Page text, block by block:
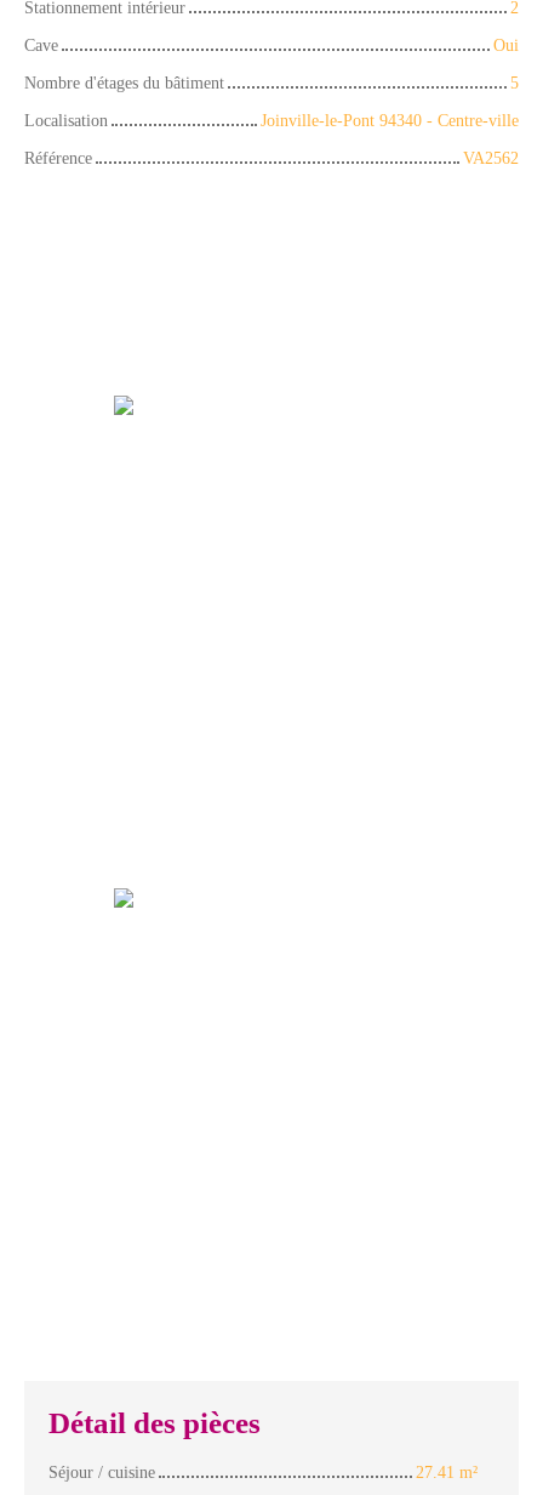
Stationnement intérieur
2
Cave
Oui
Nombre d'étages du bâtiment
5
Localisation
Joinville-le-Pont 94340 - Centre-ville
Référence
VA2562
Détail des pièces
Séjour / cuisine
27.41 m²